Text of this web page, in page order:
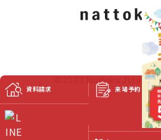
©2023 Nattoku Jutaku
資料請求 来場予約